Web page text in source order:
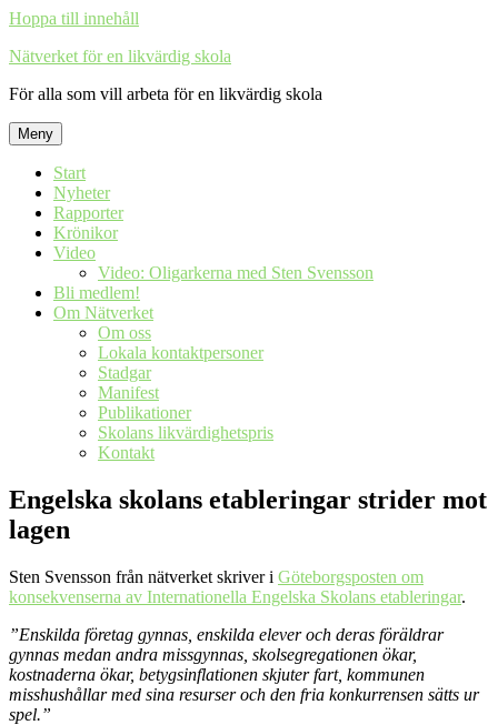
Hoppa till innehåll
Nätverket för en likvärdig skola
För alla som vill arbeta för en likvärdig skola
Meny
Start
Nyheter
Rapporter
Krönikor
Video
Video: Oligarkerna med Sten Svensson
Bli medlem!
Om Nätverket
Om oss
Lokala kontaktpersoner
Stadgar
Manifest
Publikationer
Skolans likvärdighetspris
Kontakt
Engelska skolans etableringar strider mot
lagen
Sten Svensson från nätverket skriver i Göteborgsposten om
konsekvenserna av Internationella Engelska Skolans etableringar.
”Enskilda företag gynnas, enskilda elever och deras föräldrar
gynnas medan andra missgynnas, skolsegregationen ökar,
kostnaderna ökar, betygsinflationen skjuter fart, kommunen
misshushållar med sina resurser och den fria konkurrensen sätts ur
spel.”